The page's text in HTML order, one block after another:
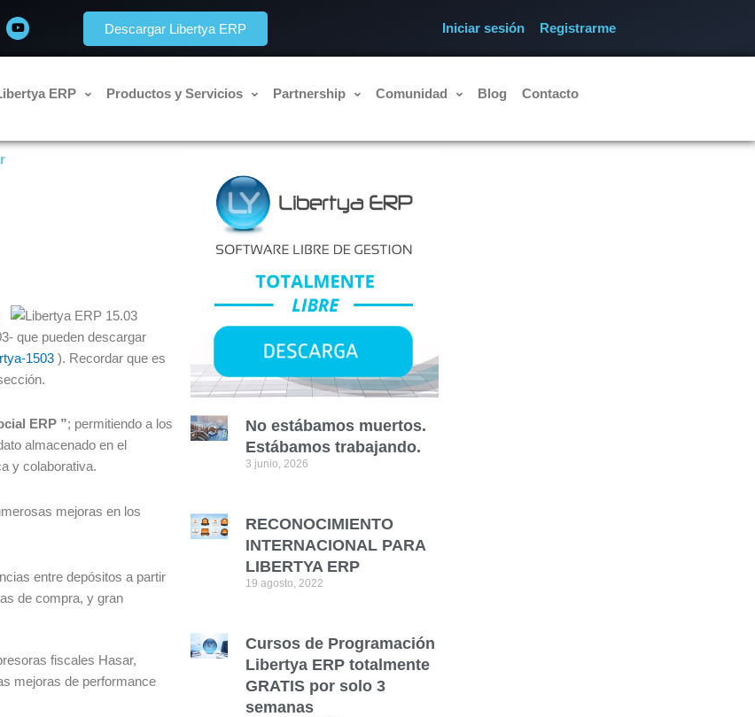
o
u
t
u
Descargar Libertya ERP Iniciar sesión Registrarme
ERP Productos y Servicios Partnership Comunidad Blog Contacto
que pueden descargar
1503 ). Recordar que es
ERP ”; permitiendo a los
almacenado en el
y colaborativa.
mejoras en los
entre depósitos a partir
de compra, y gran
fiscales Hasar,
mejoras de performance
No estábamos muertos.
Estábamos trabajando.
3 junio, 2026
RECONOCIMIENTO
INTERNACIONAL PARA
LIBERTYA ERP
19 agosto, 2022
Cursos de Programación
Libertya ERP totalmente
GRATIS por solo 3
semanas